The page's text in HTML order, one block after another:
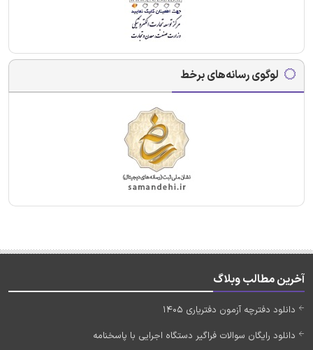
لوگوی رسانه‌های برخط
آخرین مطالب وبلاگ
دانلود دفترچه آزمون دفتریاری 1405
دانلود رایگان سوالات فراگیر دستگاه اجرایی با پاسخنامه